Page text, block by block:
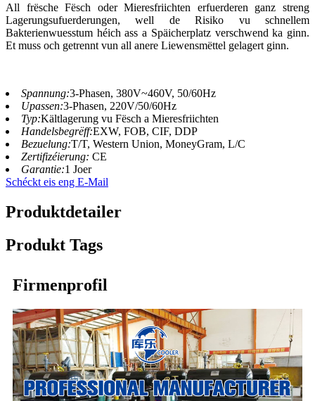
All frësche Fësch oder Mieresfriichten erfuerderen ganz streng
Lagerungsufuerderungen, well de Risiko vu schnellem
Bakterienwuesstum héich ass a Späicherplatz verschwend ka ginn.
Et muss och getrennt vun all anere Liewensmëttel gelagert ginn.
Spannung:3-Phasen, 380V~460V, 50/60Hz
Upassen:3-Phasen, 220V/50/60Hz
Typ:Kältlagerung vu Fësch a Mieresfriichten
Handelsbegrëff:EXW, FOB, CIF, DDP
Bezuelung:T/T, Western Union, MoneyGram, L/C
Zertifizéierung: CE
Garantie:1 Joer
Schéckt eis eng E-Mail
Produktdetailer
Produkt Tags
Firmenprofil